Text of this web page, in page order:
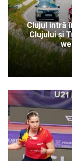
Clujul intră
Clujului și